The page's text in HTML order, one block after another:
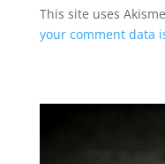
This site uses
your comment data